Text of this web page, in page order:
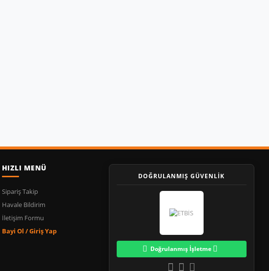
HIZLI MENÜ
Sipariş Takip
Havale Bildirim
İletişim Formu
Bayi Ol / Giriş Yap
DOĞRULANMIŞ GÜVENLİK
Doğrulanmış İşletme